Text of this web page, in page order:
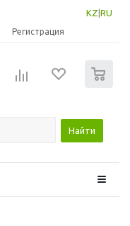
KZ RU
Регистрация
Найти